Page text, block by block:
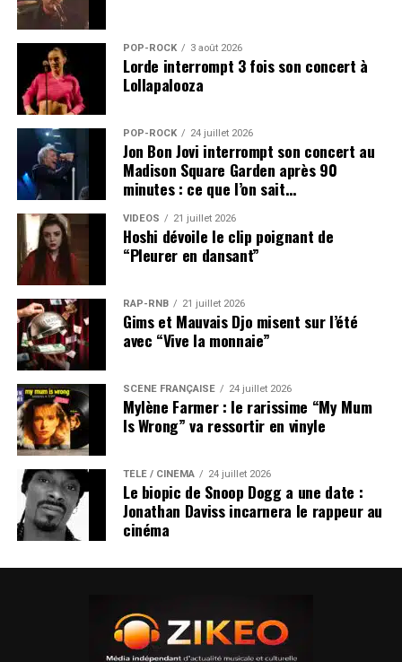
POP-ROCK 3 août 2026
Lorde interrompt 3 fois son concert à
Lollapalooza
POP-ROCK 24 juillet 2026
Jon Bon Jovi interrompt son concert au
Madison Square Garden après 90
minutes : ce que l’on sait…
VIDEOS 21 juillet 2026
Hoshi dévoile le clip poignant de
“Pleurer en dansant”
RAP-RNB 21 juillet 2026
Gims et Mauvais Djo misent sur l’été
avec “Vive la monnaie”
SCÈNE FRANÇAISE 24 juillet 2026
Mylène Farmer : le rarissime “My Mum
Is Wrong” va ressortir en vinyle
TÉLÉ / CINÉMA 24 juillet 2026
Le biopic de Snoop Dogg a une date :
Jonathan Daviss incarnera le rappeur au
cinéma